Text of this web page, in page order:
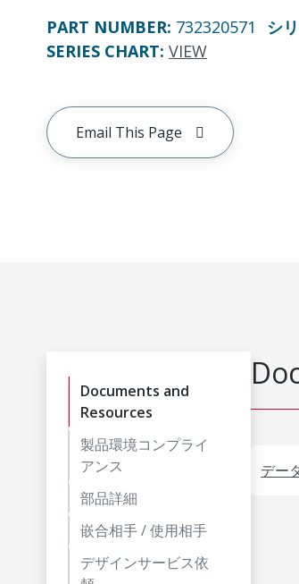
PART NUMBER: 732320571 シ
SERIES CHART: VIEW
Email This Page
Documents and
Resources
製品環境コンプライ
アンス
部品詳細
嵌合相手 / 使用相手
デザインサービス依
デー